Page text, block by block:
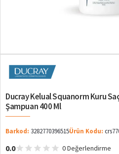
Ducray Kelual Squanorm Kuru
Şampuan 400 Ml
Barkod: 3282770396515Ürün Kodu:
0.0 0 Değerlendirme